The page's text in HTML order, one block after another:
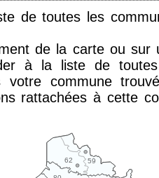
de toutes les
de la carte ou sur
à la liste de
votre commune
rattachées à cette
59
62